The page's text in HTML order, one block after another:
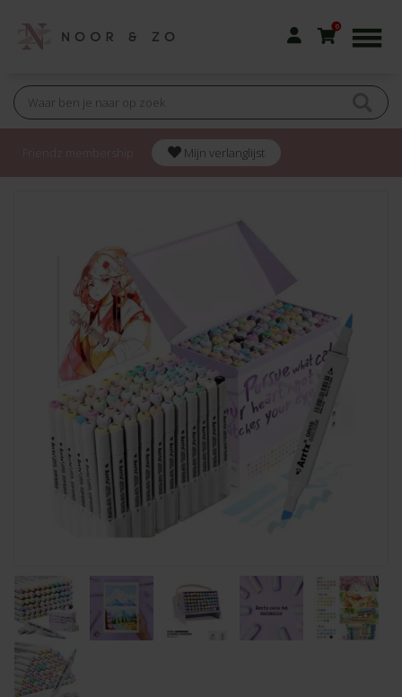
0
Mijn verlanglijst